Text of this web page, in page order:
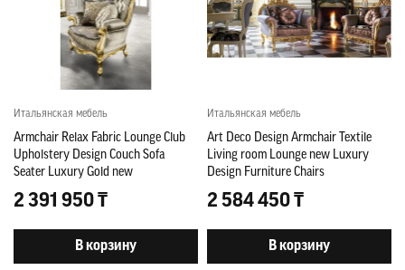
Итальянская мебель
Armchair Relax Fabric Lounge Club
Upholstery Design Couch Sofa
Seater Luxury Gold new
2 391 950 ₸
В корзину
Итальянская мебель
Art Deco Design Armchair Textile
Living room Lounge new Luxury
Design Furniture Chairs
2 584 450 ₸
В корзину